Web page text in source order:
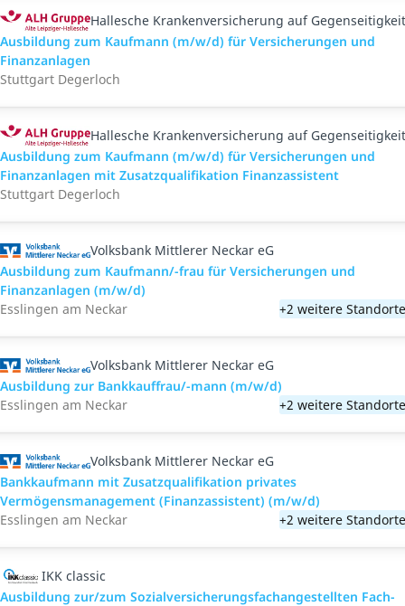
Hallesche Krankenversicherung auf Gegenseitigkeit
Ausbildung zum Kaufmann (m/w/d) für Versicherungen und
Finanzanlagen
Stuttgart Degerloch
Hallesche Krankenversicherung auf Gegenseitigkeit
Ausbildung zum Kaufmann (m/w/d) für Versicherungen und
Finanzanlagen mit Zusatzqualifikation Finanzassistent
Stuttgart Degerloch
Volksbank Mittlerer Neckar eG
Ausbildung zum Kaufmann/-frau für Versicherungen und
Finanzanlagen (m/w/d)
Esslingen am Neckar
+2 weitere Standorte
Volksbank Mittlerer Neckar eG
Ausbildung zur Bankkauffrau/-mann (m/w/d)
Esslingen am Neckar
+2 weitere Standorte
Volksbank Mittlerer Neckar eG
Bankkaufmann mit Zusatzqualifikation privates
Vermögensmanagement (Finanzassistent) (m/w/d)
Esslingen am Neckar
+2 weitere Standorte
IKK classic
Aus­bild­ung zur/zum Sozial­versicher­ungs­fach­angestellten­ Fach­